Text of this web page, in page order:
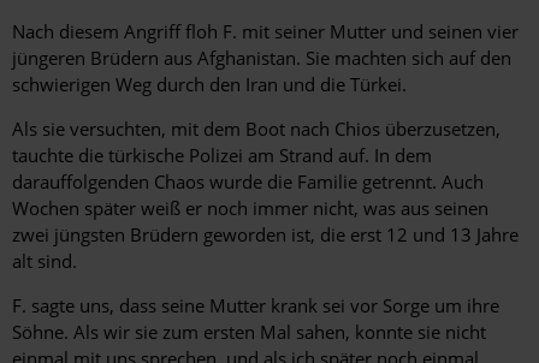
Nach diesem Angriff floh F. mit seiner Mutter und seinen vier
jüngeren Brüdern aus Afghanistan. Sie machten sich auf den
schwierigen Weg durch den Iran und die Türkei.
Als sie versuchten, mit dem Boot nach Chios überzusetzen,
tauchte die türkische Polizei am Strand auf. In dem
darauffolgenden Chaos wurde die Familie getrennt. Auch
Wochen später weiß er noch immer nicht, was aus seinen
zwei jüngsten Brüdern geworden ist, die erst 12 und 13 Jahre
alt sind.
F. sagte uns, dass seine Mutter krank sei vor Sorge um ihre
Söhne. Als wir sie zum ersten Mal sahen, konnte sie nicht
einmal mit uns sprechen, und als ich später noch einmal